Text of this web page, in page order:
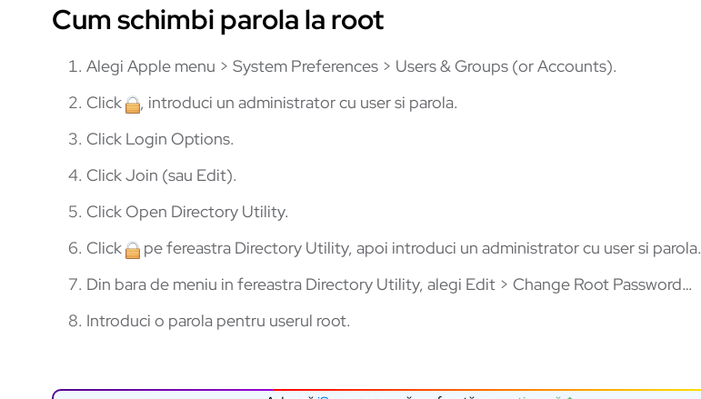
Cum schimbi parola la root
Alegi Apple menu > System Preferences > Users & Groups (or Accounts).
Click
, introduci un administrator cu user si parola.
Click Login Options.
Click Join (sau Edit).
Click Open Directory Utility.
Click
pe fereastra Directory Utility, apoi introduci un administrator cu user si parola.
Din bara de meniu in fereastra Directory Utility, alegi Edit > Change Root Password…
Introduci o parola pentru userul root.